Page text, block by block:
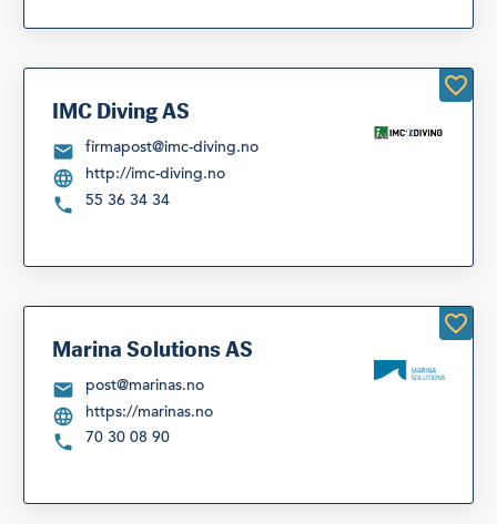
IMC Diving AS
firmapost@imc-diving.no
http://imc-diving.no
55 36 34 34
Marina Solutions AS
post@marinas.no
https://marinas.no
70 30 08 90